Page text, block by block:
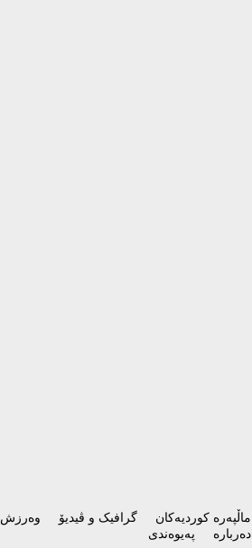
ماڵپەرە کوردیەکان گرافیک و ڤیدیۆ وەرزش
دەربارە
پەیوەندی